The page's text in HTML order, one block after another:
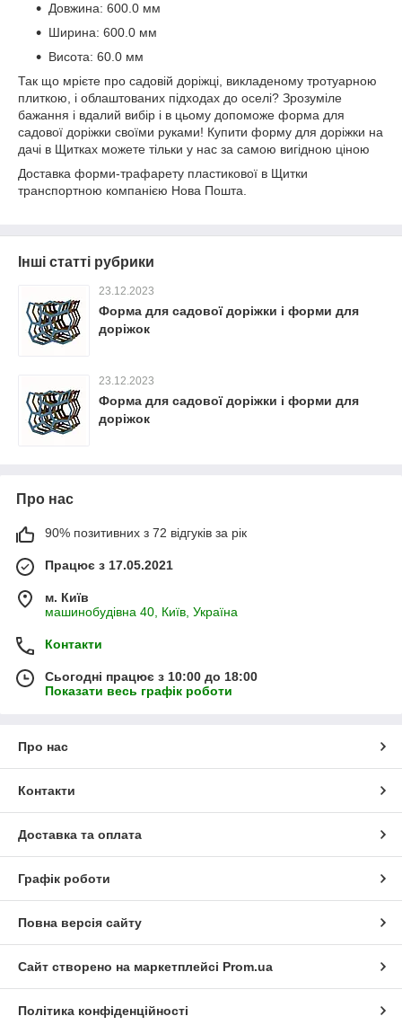
Довжина: 600.0 мм
Ширина: 600.0 мм
Висота: 60.0 мм
Так що мрієте про садовій доріжці, викладеному тротуарною
плиткою, і облаштованих підходах до оселі? Зрозуміле
бажання і вдалий вибір і в цьому допоможе форма для
садової доріжки своїми руками! Купити форму для доріжки на
дачі в Щитках можете тільки у нас за самою вигідною ціною
Доставка форми-трафарету пластикової в Щитки
транспортною компанією Нова Пошта.
Інші статті рубрики
23.12.2023
Форма для садової доріжки і форми для
доріжок
23.12.2023
Форма для садової доріжки і форми для
доріжок
Про нас
90% позитивних з 72 відгуків за рік
Працює з 17.05.2021
м. Київ
машинобудівна 40, Київ, Україна
Контакти
Сьогодні працює з 10:00 до 18:00
Показати весь графік роботи
Про нас
Контакти
Доставка та оплата
Графік роботи
Повна версія сайту
Сайт створено на маркетплейсі Prom.ua
Політика конфіденційності